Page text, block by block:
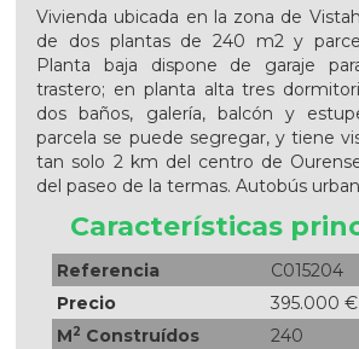
Vivienda ubicada en la zona de
de dos plantas de 240 m2 y
Planta baja dispone de garaje
trastero; en planta alta tres
dos baños, galería, balcón y
parcela se puede segregar, y tiene
tan solo 2 km del centro de
del paseo de la termas. Autobús
Características
Referencia
C015204
Precio
395.000 €
M2 Construídos
240